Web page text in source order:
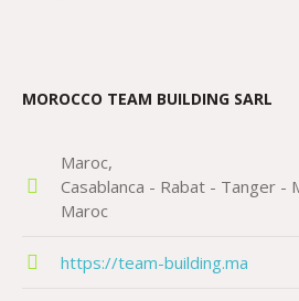
MOROCCO TEAM BUILDING SARL
Maroc
Casablanca - Rabat - Tanger -
Maroc
https://team-building.ma